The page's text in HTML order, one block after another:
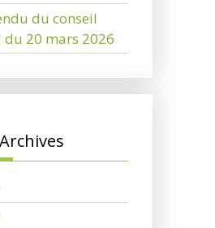
du conseil
20 mars 2026
Archives